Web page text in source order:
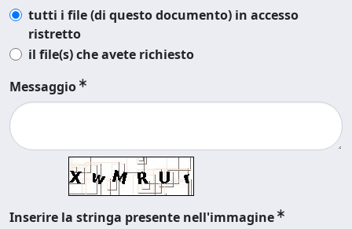
tutti i file (di questo documento) in accesso
ristretto
il file(s) che avete richiesto
Messaggio
Inserire la stringa presente nell'immagine